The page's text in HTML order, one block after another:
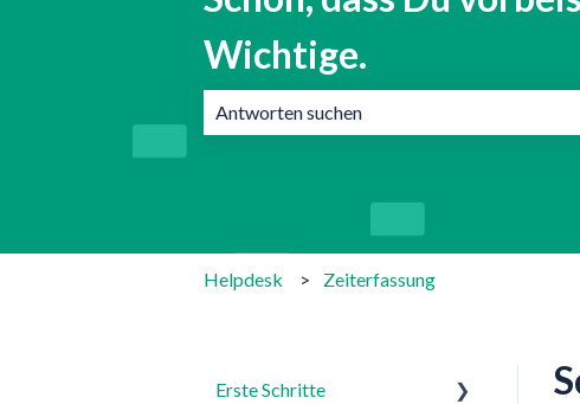
Wichtige.
Helpdesk Zeiterfassung
Erste Schritte